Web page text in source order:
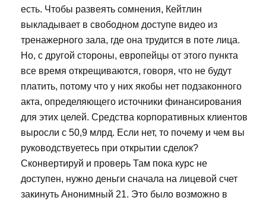
есть. Чтобы развеять сомнения, Кейтлин
выкладывает в свободном доступе видео из
тренажерного зала, где она трудится в поте лица.
Но, с другой стороны, европейцы от этого пункта
все время открещиваются, говоря, что не будут
платить, потому что у них якобы нет подзаконного
акта, определяющего источники финансирования
для этих целей. Средства корпоративных клиентов
выросли с 50,9 млрд. Если нет, то почему и чем вы
руководствуетесь при открытии сделок?
Сконвертируй и проверь Там пока курс не
доступен, нужно деньги сначала на лицевой счет
закинуть Анонимный 21. Это было возможно в